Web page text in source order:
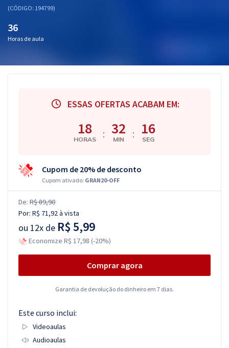
(CÓDIGO: 194799)
36
Horas de aula
ESSAS OFERTAS ACABAM EM:
18
HORAS : 32
MIN : 15
SEG
Cupom de 20% de desconto
Cupom ativado: GRAN20-OFF
De: R$ 89,90
Por: R$ 71,92à vista
ou 12x de R$ 5,99
Economize R$ 17,98 (-20%)
Comprar agora
Garantia de devolução do dinheiro em 7 dias.
Este curso inclui:
Videoaulas
Audioaulas